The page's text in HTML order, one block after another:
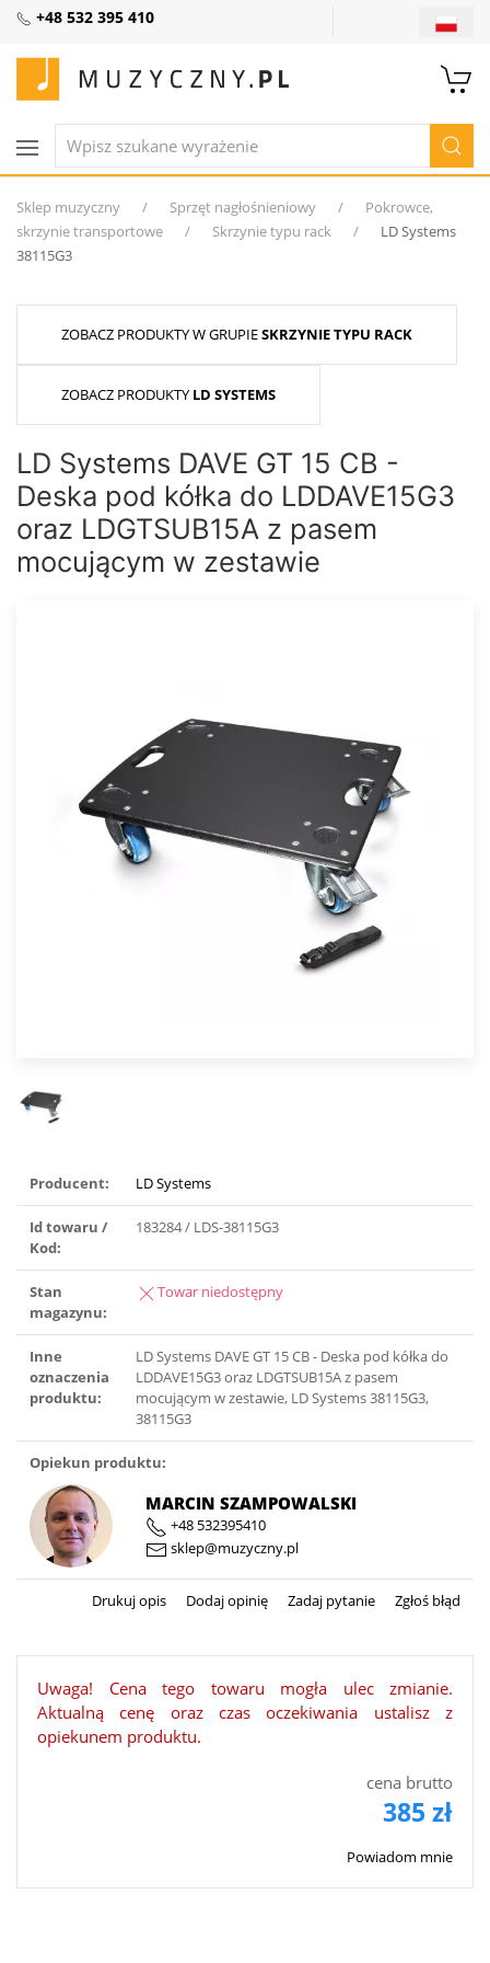
+48 532 395 410
Sklep muzyczny Sprzęt nagłośnieniowy
Pokrowce,
skrzynie transportowe
Skrzynie typu rack
LD Systems
38115G3
ZOBACZ PRODUKTY W GRUPIESKRZYNIE TYPU RACK
ZOBACZ PRODUKTY LD SYSTEMS
LD Systems DAVE GT 15 CB -
Deska pod kółka do LDDAVE15G3
oraz LDGTSUB15A z pasem
mocującym w zestawie
Producent: LD Systems
Id towaru /
Kod:
183284 / LDS-38115G3
Stan
magazynu:
Towar niedostępny
Inne
oznaczenia
produktu:
LD Systems DAVE GT 15 CB - Deska pod kółka do
LDDAVE15G3 oraz LDGTSUB15A z pasem
mocującym w zestawie, LD Systems 38115G3,
38115G3
Opiekun produktu:
MARCIN SZAMPOWALSKI
+48 532395410
sklep@muzyczny.pl
Drukuj opis Dodaj opinię Zadaj pytanie Zgłoś błąd
Uwaga! Cena tego towaru mogła ulec zmianie.
Aktualną cenę oraz czas oczekiwania ustalisz z
opiekunem produktu.
cena brutto
385 zł
Powiadom mnie